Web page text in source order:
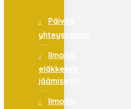
Päivitä
yhteystietosi
Ilmoita
eläkkeelle
jäämisestä
Ilmoita